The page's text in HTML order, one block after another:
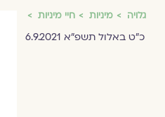
גלויה מיניות חיי מיניות
כ"ט באלול תשפ"א 6.9.2021